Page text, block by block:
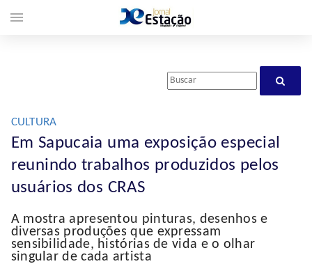
CULTURA
Em Sapucaia uma exposição especial
reunindo trabalhos produzidos pelos
usuários dos CRAS
A mostra apresentou pinturas, desenhos e
diversas produções que expressam
sensibilidade, histórias de vida e o olhar
singular de cada artista
menu